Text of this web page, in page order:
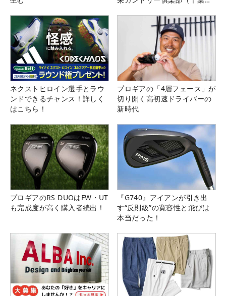
ネクストヒロイン選手とラウ
ンドできるチャンス！詳しく
はこちら！
プロギアの「4層フェース」が
切り開く高初速ドライバーの
新時代
プロギアのRS DUOはFW・UT
も完成度が高く購入者続出！
『G740』アイアンが引き出
す“反則級”の寛容性と飛びは
本当だった！